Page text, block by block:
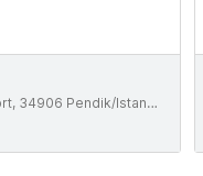
Pendik/Istanbul, Turkey